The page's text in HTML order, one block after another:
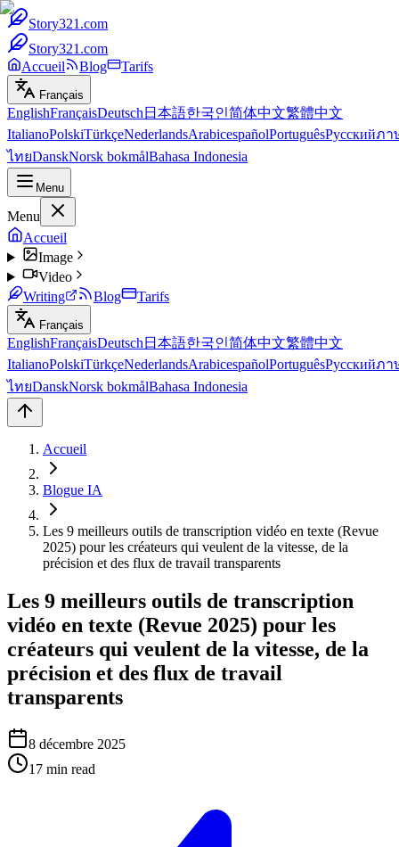
Story321.com
Story321.com
Accueil
Blog Tarifs
Français
EnglishFrançaisDeutsch 日本語한국인简体中文繁體中文
ItalianoPolskiTürkçeNederlandsArabicespañolPortuguêsРусскийภา
ไทยDanskNorsk bokmålBahasa Indonesia
Menu
Menu
Accueil
Image
Video
Writing
Blog Tarifs
Français
EnglishFrançaisDeutsch 日本語한국인简体中文繁體中文
ItalianoPolskiTürkçeNederlandsArabicespañolPortuguêsРусскийภา
ไทยDanskNorsk bokmålBahasa Indonesia
Accueil
Blogue IA
Les 9 meilleurs outils de transcription vidéo en texte (Revue
2025) pour les créateurs qui veulent de la vitesse, de la
précision et des flux de travail transparents
Les 9 meilleurs outils de transcription
vidéo en texte (Revue 2025) pour les
créateurs qui veulent de la vitesse, de la
précision et des flux de travail
transparents
8 décembre 2025
17 min read